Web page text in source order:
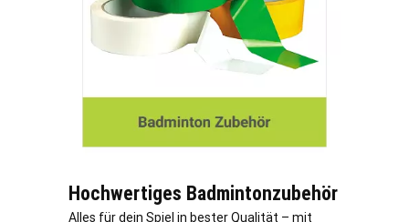
Hochwertiges Badmintonzubehör
Alles für dein Spiel in bester Qualität – mit